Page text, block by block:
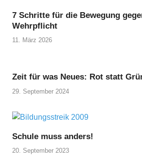
7 Schritte für die Bewegung
Wehrpflicht
11. März 2026
Zeit für was Neues: Rot statt
29. September 2024
Schule muss anders!
20. September 2023